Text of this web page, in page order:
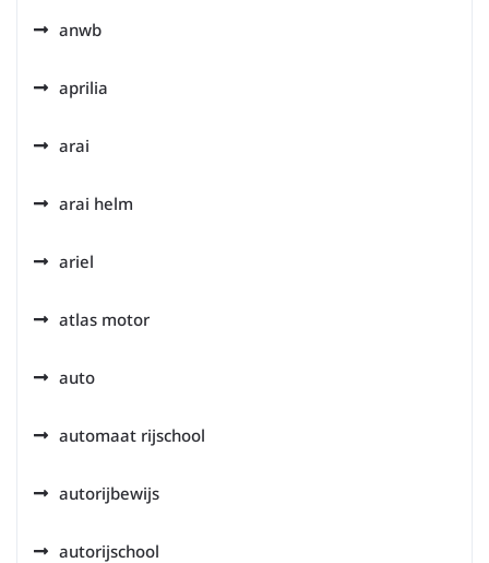
anwb
aprilia
arai
arai helm
ariel
atlas motor
auto
automaat rijschool
autorijbewijs
autorijschool